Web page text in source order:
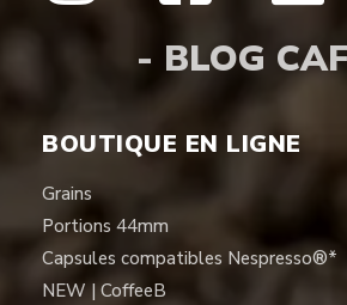
- BLOG
BOUTIQUE EN LIGNE
Grains
Portions 44mm
Capsules compatibles Nespresso®*
NEW | CoffeeB